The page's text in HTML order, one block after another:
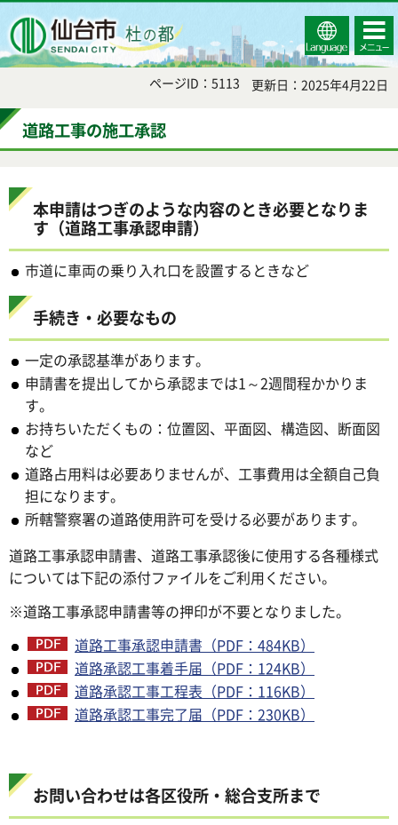
Select
Language
コンテ
ンツメ
ニュー
ページID：5113 更新日：2025年4月22日
道路工事の施工承認
本申請はつぎのような内容のとき必要となりま
す（道路工事承認申請）
市道に車両の乗り入れ口を設置するときなど
手続き・必要なもの
一定の承認基準があります。
申請書を提出してから承認までは1～2週間程かかりま
す。
お持ちいただくもの：位置図、平面図、構造図、断面図
など
道路占用料は必要ありませんが、工事費用は全額自己負
担になります。
所轄警察署の道路使用許可を受ける必要があります。
道路工事承認申請書、道路工事承認後に使用する各種様式
については下記の添付ファイルをご利用ください。
※道路工事承認申請書等の押印が不要となりました。
道路工事承認申請書（PDF：484KB）
道路承認工事着手届（PDF：124KB）
道路承認工事工程表（PDF：116KB）
道路承認工事完了届（PDF：230KB）
お問い合わせは各区役所・総合支所まで